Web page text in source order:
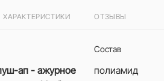
ХАРАКТЕРИСТИКИ ОТЗЫВЫ
ап - ажурное
Состав
полиамид